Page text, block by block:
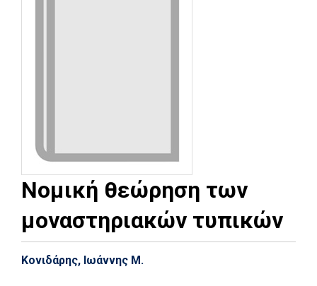
Νομική θεώρηση των
μοναστηριακών τυπικών
Κονιδάρης, Ιωάννης Μ.